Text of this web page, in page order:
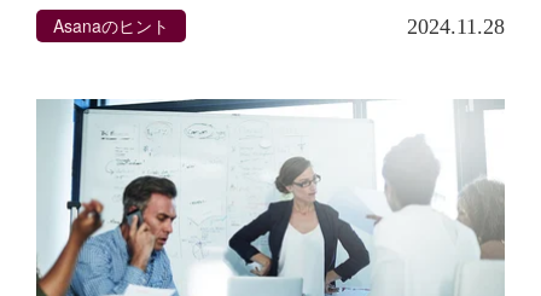
Asanaのヒント 2024.11.28